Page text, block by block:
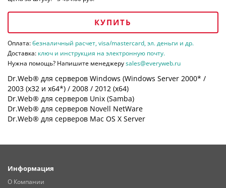
КУПИТЬ
Оплата:безналичный расчет, visa/mastercard, эл. деньги и др.
Доставка: ключ и инструкция на электронную почту.
Нужна помощь? Напишите менеджеруsales@everyweb.ru
Dr.Web® для серверов Windows (Windows Server 2000* /
2003 (х32 и х64*) / 2008 / 2012 (х64)
Dr.Web® для серверов Unix (Samba)
Dr.Web® для серверов Novell NetWare
Dr.Web® для серверов Mac OS X Server
Информация
О Компании